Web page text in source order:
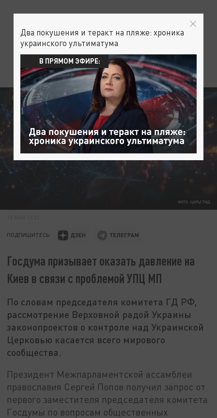
ФОТО: ЦАРЬГРАД
ОБЩЕСТВО ЦЕРКОВЬ УКРАИНА
ПОДПИШИТЕСЬ:
Госдума призывает оказать давление на
Киев в связи с проблемой УПЦ МП
По словам председателя комитета ГД РФ,
рассмотрение Верховной радой Украины
законопроектов о контроле над Украинской
Церковью касается всего мирового
сообщества.
Президент Межпарламентской ассамблеи
православия Сергей Попов получил запрос от
первого заместителя председателя комитета
Госдумы по вопросам общественных
Два покушения и теракт на пляже: хроника
украинского ультиматума
В ПРЯМОМ ЭФИРЕ: